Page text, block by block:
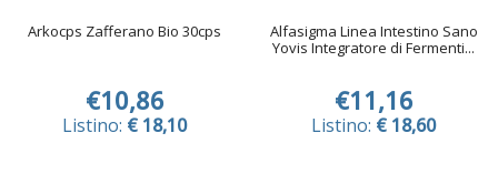
Arkocps Zafferano Bio 30cps
€10,86
Listino: € 18,10
Alfasigma Linea Intestino Sano
Yovis Integratore di Fermenti...
€11,16
Listino: € 18,60